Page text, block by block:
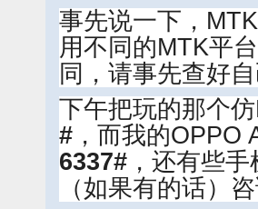
事先说一下，
用不同的MTK平
同，请事先查好
下午把玩的那个
# ，而我的OPPO
6337# ，还有些
（如果有的话）